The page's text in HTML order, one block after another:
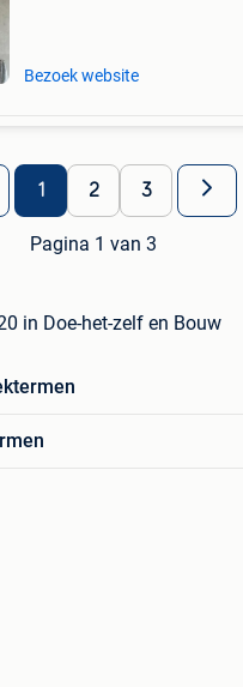
Bezoek website
1 2 3
Pagina 1 van 3
in Doe-het-zelf en Bouw